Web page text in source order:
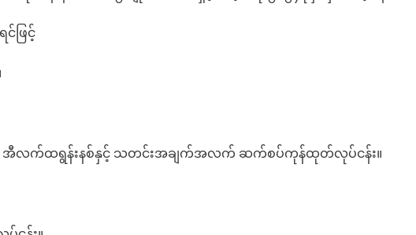
ဖြင့်
ပ်စစ်၊ အီလက်ထရွန်းနစ်နှင့် သတင်းအချက်အလက် ဆက်စပ်ကုန်ထုတ်လုပ်ငန်း။